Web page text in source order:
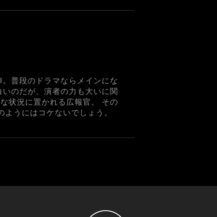
普段のドラマならメインにな
のだが、演者の力も大いに関
状況に置かれる広報官。 その
うにはコケないでしょう。